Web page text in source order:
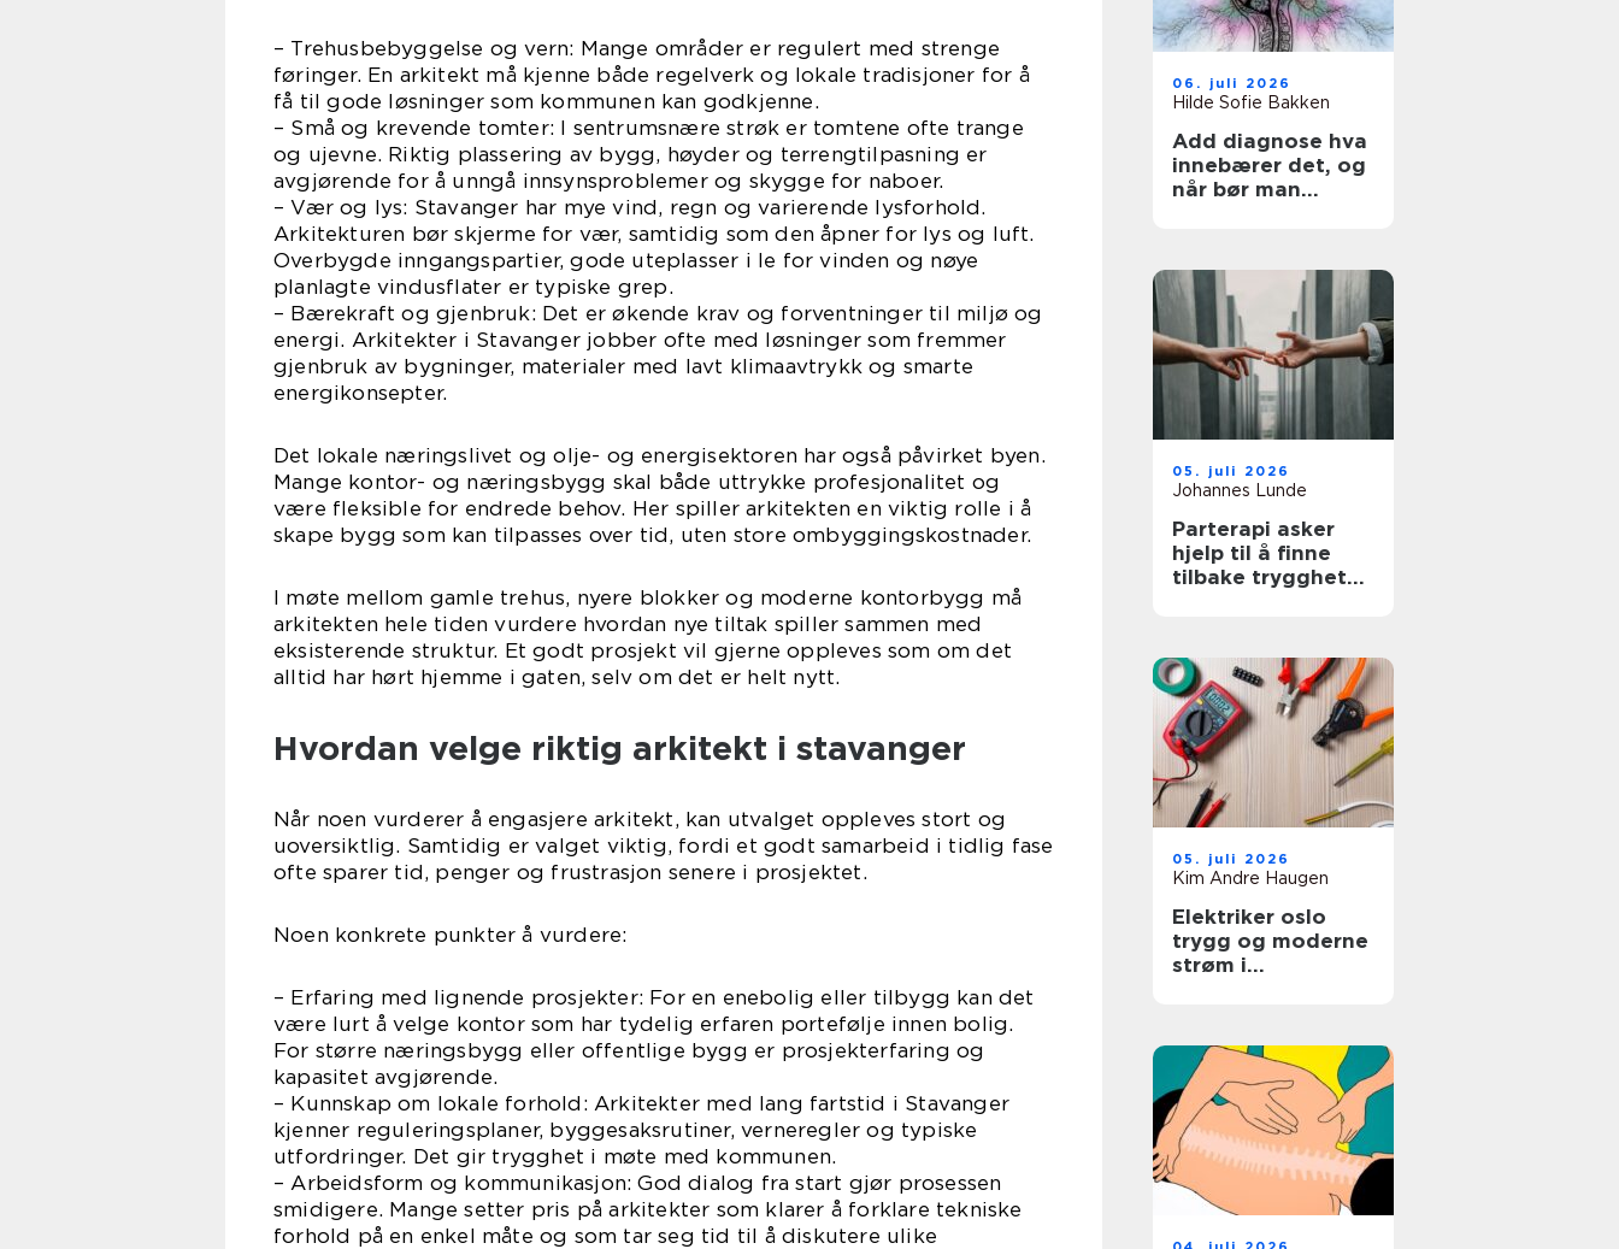
– Trehusbebyggelse og vern: Mange områder er regulert med strenge
føringer. En arkitekt må kjenne både regelverk og lokale tradisjoner for å
få til gode løsninger som kommunen kan godkjenne.
– Små og krevende tomter: I sentrumsnære strøk er tomtene ofte trange
og ujevne. Riktig plassering av bygg, høyder og terrengtilpasning er
avgjørende for å unngå innsynsproblemer og skygge for naboer.
– Vær og lys: Stavanger har mye vind, regn og varierende lysforhold.
Arkitekturen bør skjerme for vær, samtidig som den åpner for lys og luft.
Overbygde inngangspartier, gode uteplasser i le for vinden og nøye
planlagte vindusflater er typiske grep.
– Bærekraft og gjenbruk: Det er økende krav og forventninger til miljø og
energi. Arkitekter i Stavanger jobber ofte med løsninger som fremmer
gjenbruk av bygninger, materialer med lavt klimaavtrykk og smarte
energikonsepter.
Det lokale næringslivet og olje- og energisektoren har også påvirket byen.
Mange kontor- og næringsbygg skal både uttrykke profesjonalitet og
være fleksible for endrede behov. Her spiller arkitekten en viktig rolle i å
skape bygg som kan tilpasses over tid, uten store ombyggingskostnader.
I møte mellom gamle trehus, nyere blokker og moderne kontorbygg må
arkitekten hele tiden vurdere hvordan nye tiltak spiller sammen med
eksisterende struktur. Et godt prosjekt vil gjerne oppleves som om det
alltid har hørt hjemme i gaten, selv om det er helt nytt.
Hvordan velge riktig arkitekt i stavanger
Når noen vurderer å engasjere arkitekt, kan utvalget oppleves stort og
uoversiktlig. Samtidig er valget viktig, fordi et godt samarbeid i tidlig fase
ofte sparer tid, penger og frustrasjon senere i prosjektet.
Noen konkrete punkter å vurdere:
– Erfaring med lignende prosjekter: For en enebolig eller tilbygg kan det
være lurt å velge kontor som har tydelig erfaren portefølje innen bolig.
For større næringsbygg eller offentlige bygg er prosjekterfaring og
kapasitet avgjørende.
– Kunnskap om lokale forhold: Arkitekter med lang fartstid i Stavanger
kjenner reguleringsplaner, byggesaksrutiner, verneregler og typiske
utfordringer. Det gir trygghet i møte med kommunen.
– Arbeidsform og kommunikasjon: God dialog fra start gjør prosessen
smidigere. Mange setter pris på arkitekter som klarer å forklare tekniske
forhold på en enkel måte og som tar seg tid til å diskutere ulike
06. juli 2026
Hilde Sofie Bakken
Add diagnose hva
innebærer det, og
når bør man
05. juli 2026
Johannes Lunde
Parterapi asker
hjelp til å finne
tilbake trygghet
05. juli 2026
Kim Andre Haugen
Elektriker oslo
trygg og moderne
strøm i